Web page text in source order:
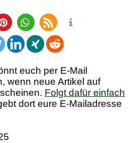
euch per E-Mail
wenn neue Artikel auf
Folgt dafür einfach
dort eure E-Mailadresse